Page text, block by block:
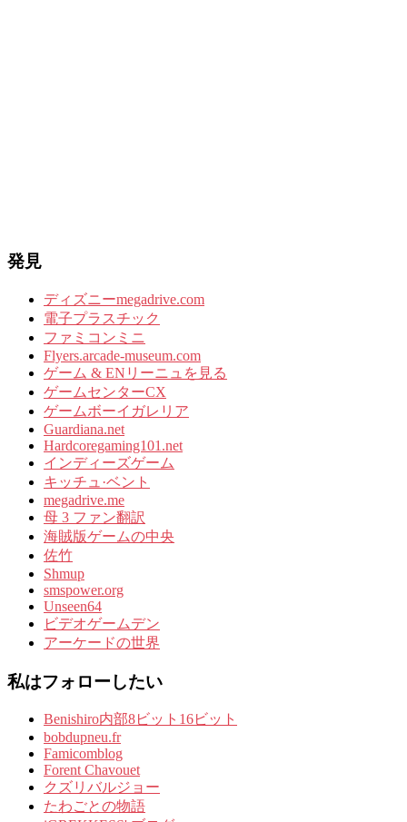
発見
ディズニーmegadrive.com
電子プラスチック
ファミコンミニ
Flyers.arcade-museum.com
ゲーム & ENリーニュを見る
ゲームセンターCX
ゲームボーイガレリア
Guardiana.net
Hardcoregaming101.net
インディーズゲーム
キッチュ·ベント
megadrive.me
母 3 ファン翻訳
海賊版ゲームの中央
佐竹
Shmup
smspower.org
Unseen64
ビデオゲームデン
アーケードの世界
私はフォローしたい
Benishiro内部8ビット16ビット
bobdupneu.fr
Famicomblog
Forent Chavouet
クズリバルジョー
たわごとの物語